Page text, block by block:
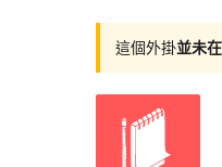
這個外掛並未